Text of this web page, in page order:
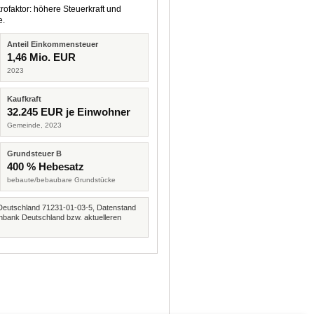
höhere Steuerkraft und
Anteil Einkommensteuer
1,46 Mio. EUR
2023
Kaufkraft
32.245 EUR je Einwohner
Gemeinde, 2023
Grundsteuer B
400 % Hebesatz
bebaute/bebaubare Grundstücke
71231-01-03-5, Datenstand
Deutschland bzw. aktuelleren